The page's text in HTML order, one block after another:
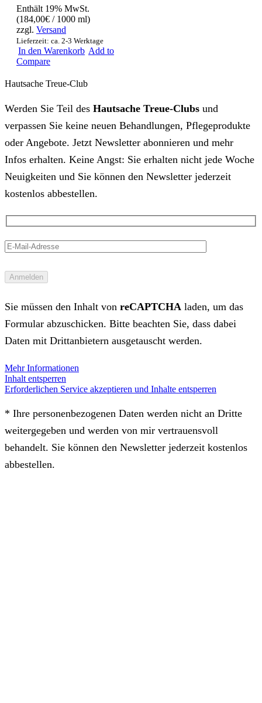
Enthält 19% MwSt.
(184,00€ / 1000 ml)
zzgl. Versand
Lieferzeit: ca. 2-3 Werktage
In den Warenkorb Add to
Compare
Hautsache Treue-Club
Werden Sie Teil des Hautsache Treue-Clubs und
verpassen Sie keine neuen Behandlungen, Pflegeprodukte
oder Angebote. Jetzt Newsletter abonnieren und mehr
Infos erhalten. Keine Angst: Sie erhalten nicht jede Woche
Neuigkeiten und Sie können den Newsletter jederzeit
kostenlos abbestellen.
Sie müssen den Inhalt von reCAPTCHA laden, um das
Formular abzuschicken. Bitte beachten Sie, dass dabei
Daten mit Drittanbietern ausgetauscht werden.
Mehr Informationen
Inhalt entsperren
Erforderlichen Service akzeptieren und Inhalte entsperren
* Ihre personenbezogenen Daten werden nicht an Dritte
weitergegeben und werden von mir vertrauensvoll
behandelt. Sie können den Newsletter jederzeit kostenlos
abbestellen.